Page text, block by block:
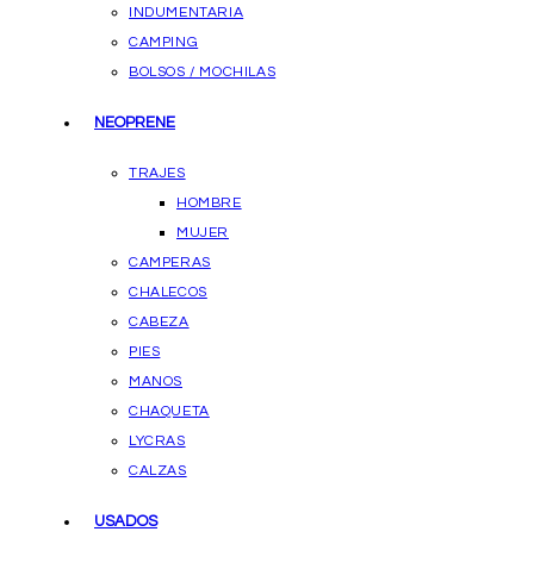
INDUMENTARIA
CAMPING
BOLSOS / MOCHILAS
NEOPRENE
TRAJES
HOMBRE
MUJER
CAMPERAS
CHALECOS
CABEZA
PIES
MANOS
CHAQUETA
LYCRAS
CALZAS
USADOS